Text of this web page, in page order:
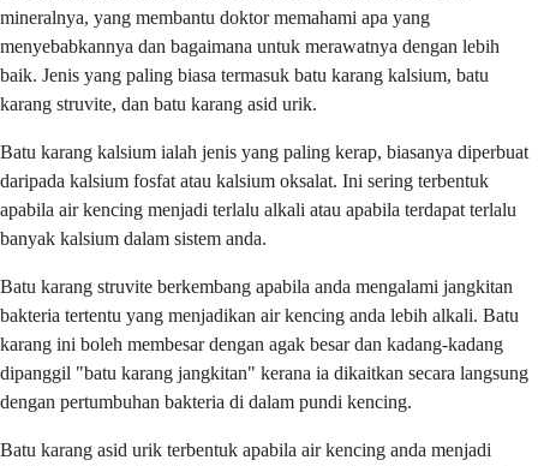
mineralnya, yang membantu doktor memahami apa yang
menyebabkannya dan bagaimana untuk merawatnya dengan lebih
baik. Jenis yang paling biasa termasuk batu karang kalsium, batu
karang struvite, dan batu karang asid urik.
Batu karang kalsium ialah jenis yang paling kerap, biasanya diperbuat
daripada kalsium fosfat atau kalsium oksalat. Ini sering terbentuk
apabila air kencing menjadi terlalu alkali atau apabila terdapat terlalu
banyak kalsium dalam sistem anda.
Batu karang struvite berkembang apabila anda mengalami jangkitan
bakteria tertentu yang menjadikan air kencing anda lebih alkali. Batu
karang ini boleh membesar dengan agak besar dan kadang-kadang
dipanggil "batu karang jangkitan" kerana ia dikaitkan secara langsung
dengan pertumbuhan bakteria di dalam pundi kencing.
Batu karang asid urik terbentuk apabila air kencing anda menjadi